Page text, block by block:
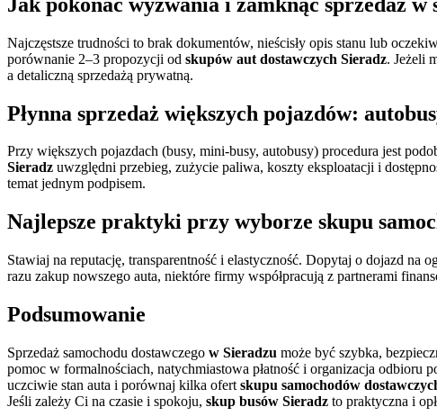
Najczęstsze trudności to brak dokumentów, nieścisły opis stanu lub
porównanie 2–3 propozycji od skupów aut dostawczych Sieradz. Jeżeli
a detaliczną sprzedażą prywatną.
Płynna sprzedaż większych pojazdów:
Przy większych pojazdach (busy, mini-busy, autobusy) procedura jest
Sieradz uwzględni przebieg, zużycie paliwa, koszty eksploatacji i
temat jednym podpisem.
Najlepsze praktyki przy wyborze skupu
Stawiaj na reputację, transparentność i elastyczność. Dopytaj o dojazd na
razu zakup nowszego auta, niektóre firmy współpracują z partnerami
Podsumowanie
Sprzedaż samochodu dostawczego w Sieradzu może być szybka,
pomoc w formalnościach, natychmiastowa płatność i organizacja
uczciwie stan auta i porównaj kilka ofert skupu samochodów
Jeśli zależy Ci na czasie i spokoju, skup busów Sieradz to praktyczna i